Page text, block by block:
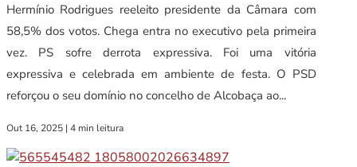
Hermínio Rodrigues reeleito presidente da Câmara com
58,5% dos votos. Chega entra no executivo pela primeira
vez. PS sofre derrota expressiva. Foi uma vitória
expressiva e celebrada em ambiente de festa. O PSD
reforçou o seu domínio no concelho de Alcobaça ao...
Out 16, 2025 | 4 min leitura